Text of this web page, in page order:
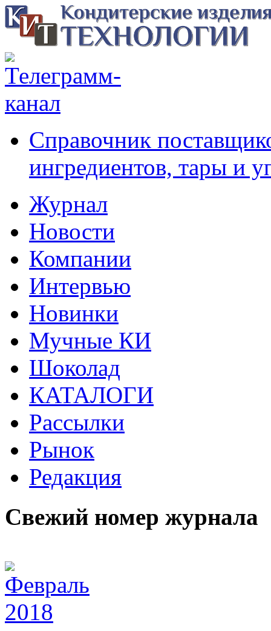
Справочник
ингредиентов, тары и
Журнал
Новости
Компании
Интервью
Новинки
Мучные КИ
Шоколад
КАТАЛОГИ
Рассылки
Рынок
Редакция
Свежий номер журнала